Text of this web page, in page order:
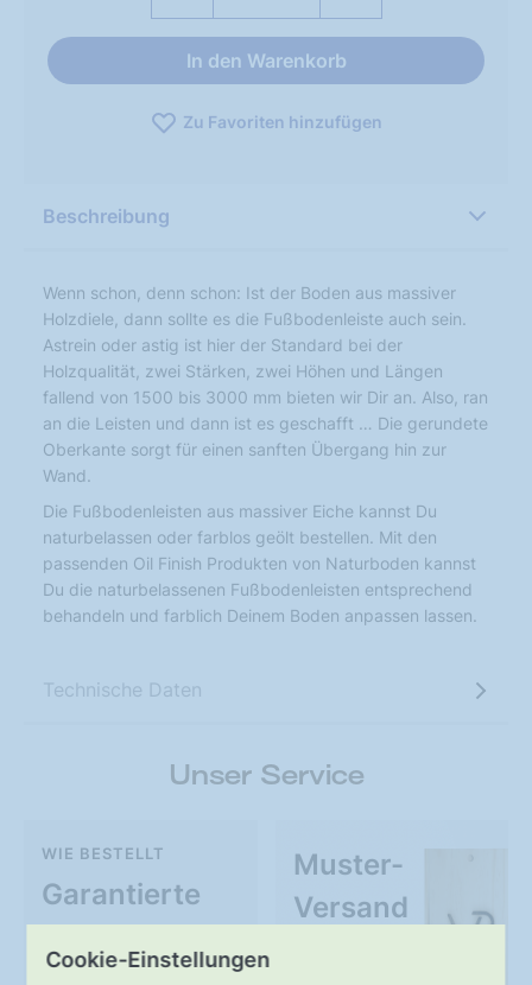
Cookie-Einstellungen
In den Warenkorb
Zu Favoriten hinzufügen
Beschreibung
Wenn schon, denn schon: Ist der Boden aus massiver
Holzdiele, dann sollte es die Fußbodenleiste auch sein.
Astrein oder astig ist hier der Standard bei der
Holzqualität, zwei Stärken, zwei Höhen und Längen
fallend von 1500 bis 3000 mm bieten wir Dir an. Also, ran
an die Leisten und dann ist es geschafft … Die gerundete
Oberkante sorgt für einen sanften Übergang hin zur
Wand.
Die Fußbodenleisten aus massiver Eiche kannst Du
naturbelassen oder farblos geölt bestellen. Mit den
passenden Oil Finish Produkten von Naturboden kannst
Du die naturbelassenen Fußbodenleisten entsprechend
behandeln und farblich Deinem Boden anpassen lassen.
Technische Daten
Unser Service
Garantierte
WIE BESTELLT
Muster-
Versand